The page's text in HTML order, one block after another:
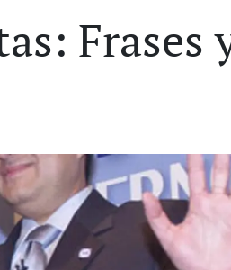
Frases